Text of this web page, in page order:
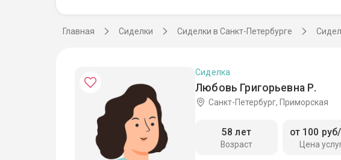
Главная Сиделки Сиделки в Санкт-Петербурге
Любовь Григорьевна Р.
Сиделка
Санкт-Петербург, Приморская
Возраст
58 лет
Цена
от 100